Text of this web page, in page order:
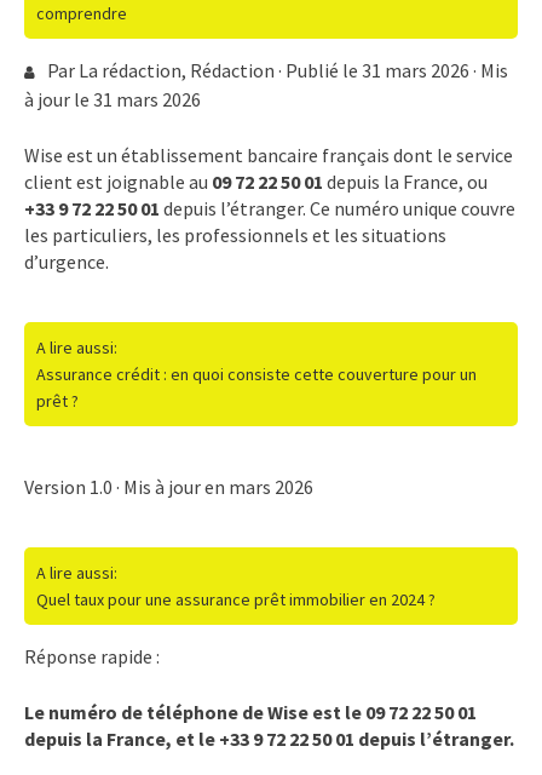
comprendre
Par La rédaction, Rédaction · Publié le 31 mars 2026 · Mis
à jour le 31 mars 2026
Wise est un établissement bancaire français dont le service
client est joignable au 09 72 22 50 01 depuis la France, ou
+33 9 72 22 50 01 depuis l’étranger. Ce numéro unique couvre
les particuliers, les professionnels et les situations
d’urgence.
A lire aussi:
Assurance crédit : en quoi consiste cette couverture pour un
prêt ?
Version 1.0 · Mis à jour en mars 2026
A lire aussi:
Quel taux pour une assurance prêt immobilier en 2024 ?
Réponse rapide :
Le numéro de téléphone de Wise est le 09 72 22 50 01
depuis la France, et le +33 9 72 22 50 01 depuis l’étranger.